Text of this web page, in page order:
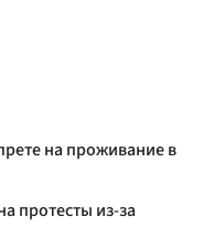
на проживание в
протесты из-за